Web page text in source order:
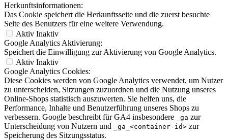
Herkunftsinformationen:
Das Cookie speichert die Herkunftsseite und die zuerst besuchte
Seite des Benutzers für eine weitere Verwendung.
Aktiv Inaktiv
Google Analytics Aktivierung:
Speichert die Einwilligung zur Aktivierung von Google Analytics.
Aktiv Inaktiv
Google Analytics Cookies:
Diese Cookies werden von Google Analytics verwendet, um Nutzer
zu unterscheiden, Sitzungen zuzuordnen und die Nutzung unseres
Online-Shops statistisch auszuwerten. Sie helfen uns, die
Performance, Inhalte und Benutzerführung unseres Shops zu
verbessern. Google beschreibt für GA4 insbesondere
_ga zur
Unterscheidung von Nutzern und
_ga_<container-id> zur
Speicherung des Sitzungsstatus.